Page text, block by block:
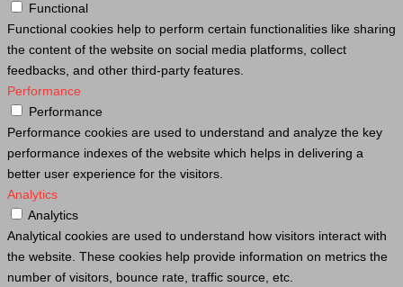
Functional
Functional cookies help to perform certain functionalities like sharing
the content of the website on social media platforms, collect
feedbacks, and other third-party features.
Performance
Performance
Performance cookies are used to understand and analyze the key
performance indexes of the website which helps in delivering a
better user experience for the visitors.
Analytics
Analytics
Analytical cookies are used to understand how visitors interact with
the website. These cookies help provide information on metrics the
number of visitors, bounce rate, traffic source, etc.